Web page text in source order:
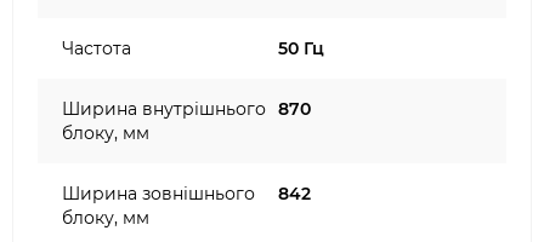
Частота 50 Гц
Ширина внутрішнього
блоку, мм
870
Ширина зовнішнього
блоку, мм
842